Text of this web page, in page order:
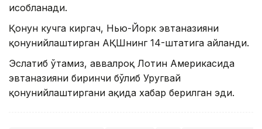
ҳисобланади.
Қонун кучга киргач, Нью-Йорк эвтаназияни
қонунийлаштирган АҚШнинг 14-штатига айланди.
Эслатиб ўтамиз, аввалроқ Лотин Америкасида
эвтаназияни биринчи бўлиб Уругвай
қонунийлаштиргани ҳақида хабар берилган эди.